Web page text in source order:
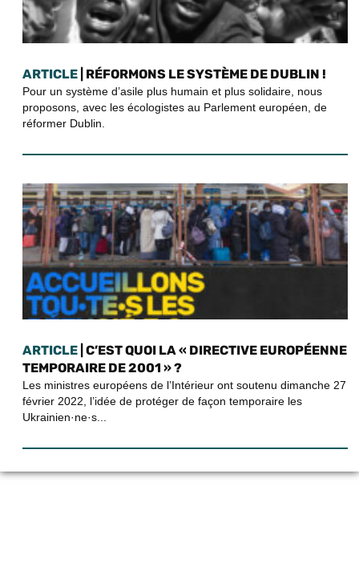
ARTICLE | RÉFORMONS LE SYSTÈME DE DUBLIN !
Pour un système d’asile plus humain et plus solidaire, nous
proposons, avec les écologistes au Parlement européen, de
réformer Dublin.
ARTICLE | C’EST QUOI LA « DIRECTIVE EUROPÉENNE
TEMPORAIRE DE 2001 » ?
Les ministres européens de l’Intérieur ont soutenu dimanche 27
février 2022, l’idée de protéger de façon temporaire les
Ukrainien·ne·s...